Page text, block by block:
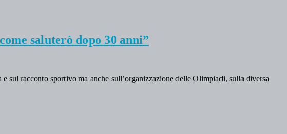
saluterò dopo 30 anni”
sul racconto sportivo ma anche sull’organizzazione delle Olimpiadi, sulla diversa